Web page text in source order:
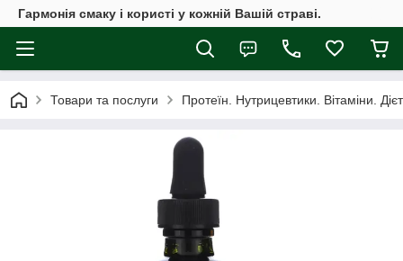
Гармонія смаку і користі у кожній Вашій страві.
Товари та послуги Протеїн. Нутрицевтики. Вітаміни.